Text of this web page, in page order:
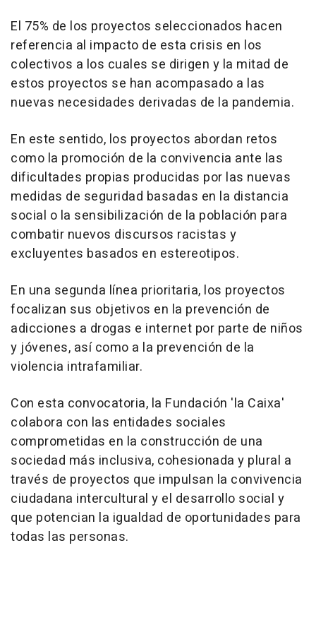
El 75% de los proyectos seleccionados hacen
referencia al impacto de esta crisis en los
colectivos a los cuales se dirigen y la mitad de
estos proyectos se han acompasado a las
nuevas necesidades derivadas de la pandemia.
En este sentido, los proyectos abordan retos
como la promoción de la convivencia ante las
dificultades propias producidas por las nuevas
medidas de seguridad basadas en la distancia
social o la sensibilización de la población para
combatir nuevos discursos racistas y
excluyentes basados en estereotipos.
En una segunda línea prioritaria, los proyectos
focalizan sus objetivos en la prevención de
adicciones a drogas e internet por parte de niños
y jóvenes, así como a la prevención de la
violencia intrafamiliar.
Con esta convocatoria, la Fundación 'la Caixa'
colabora con las entidades sociales
comprometidas en la construcción de una
sociedad más inclusiva, cohesionada y plural a
través de proyectos que impulsan la convivencia
ciudadana intercultural y el desarrollo social y
que potencian la igualdad de oportunidades para
todas las personas.